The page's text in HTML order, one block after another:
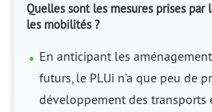
Quelles sont les mesures prises
les mobilités ?
En anticipant les
futurs, le PLUi n’a que peu de
développement des transports